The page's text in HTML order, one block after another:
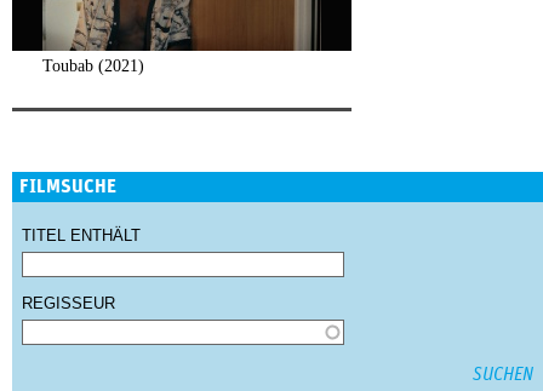
Toubab (2021)
FILMSUCHE
TITEL ENTHÄLT
REGISSEUR